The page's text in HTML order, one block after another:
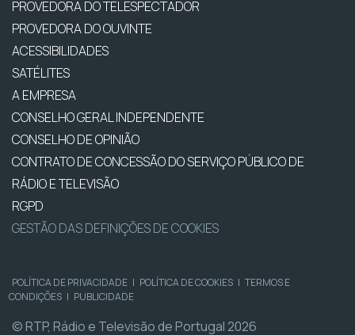
PROVEDORA DO TELESPECTADOR
PROVEDORA DO OUVINTE
ACESSIBILIDADES
SATÉLITES
A EMPRESA
CONSELHO GERAL INDEPENDENTE
CONSELHO DE OPINIÃO
CONTRATO DE CONCESSÃO DO SERVIÇO PÚBLICO DE
RÁDIO E TELEVISÃO
RGPD
GESTÃO DAS DEFINIÇÕES DE COOKIES
POLÍTICA DE PRIVACIDADE | POLÍTICA DE COOKIES | TERMOS E
CONDIÇÕES | PUBLICIDADE
© RTP, Rádio e Televisão de Portugal 2026